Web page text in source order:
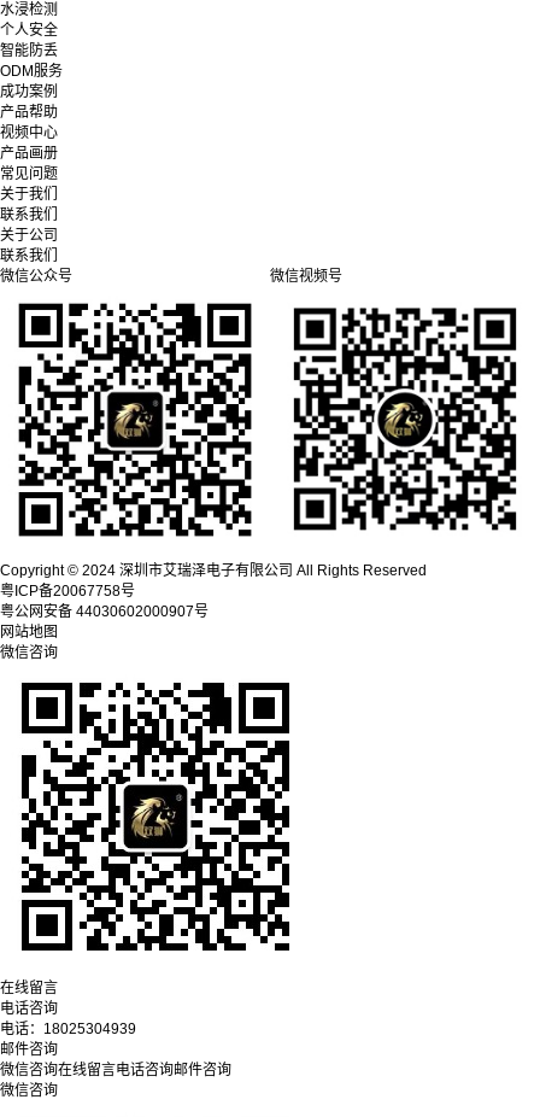
水浸检测
个人安全
智能防丢
ODM服务
成功案例
产品帮助
视频中心
产品画册
常见问题
关于我们
联系我们
关于公司
联系我们
微信公众号
微信视频号
Copyright © 2024 深圳市艾瑞泽电子有限公司 All Rights Reserved
粤ICP备20067758号
粤公网安备 44030602000907号
网站地图
微信咨询
在线留言
电话咨询
电话： 18025304939
邮件咨询
微信咨询在线留言电话咨询邮件咨询
微信咨询